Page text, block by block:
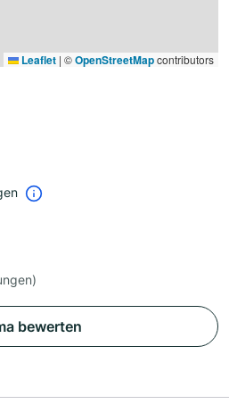
Leaflet | ©OpenStreetMapcontributors
bewerten